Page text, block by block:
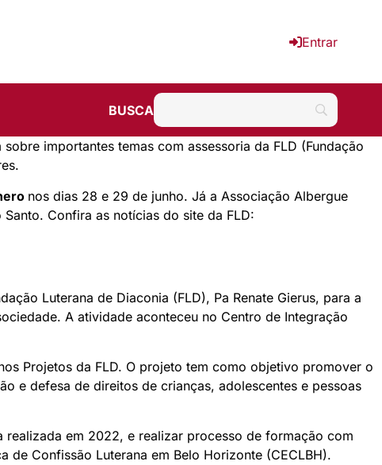
Entrar
BUSCA
sobre importantes temas com assessoria da FLD (Fundação
nos dias 28 e 29 de junho. Já a Associação Albergue
Santo. Confira as notícias do site da FLD:
Luterana de Diaconia (FLD), Pa Renate Gierus, para a
A atividade aconteceu no Centro de Integração
Projetos da FLD. O projeto tem como objetivo promover o
e defesa de direitos de crianças, adolescentes e pessoas
em 2022, e realizar processo de formação com
Confissão Luterana em Belo Horizonte (CECLBH).